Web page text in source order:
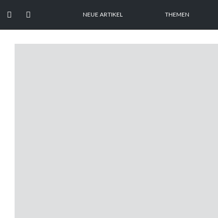
  NEUE ARTIKEL THEMEN